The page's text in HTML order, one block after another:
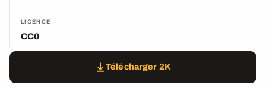
LICENCE
CC0
Télécharger 2K